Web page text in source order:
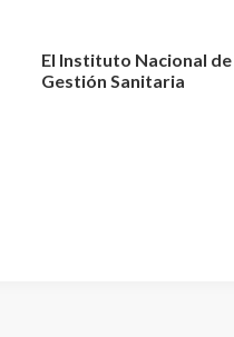
El Instituto Nacional de
Gestión Sanitaria